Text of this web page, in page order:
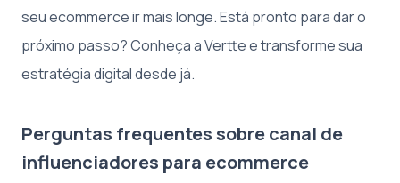
seu ecommerce ir mais longe. Está pronto para dar o
próximo passo? Conheça a Vertte e transforme sua
estratégia digital desde já.
Perguntas frequentes sobre canal de
influenciadores para ecommerce